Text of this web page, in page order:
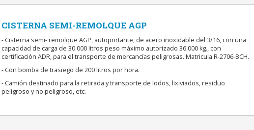
CISTERNA SEMI-REMOLQUE AGP
- Cisterna semi- remolque AGP, autoportante, de acero inoxidable del 3/16, con una
capacidad de carga de 30.000 litros peso máximo autorizado 36.000 kg., con
certificación ADR, para el transporte de mercancías peligrosas. Matricula R-2706-BCH.
- Con bomba de trasiego de 200 litros por hora.
- Camión destinado para la retirada y transporte de lodos, lixiviados, residuo
peligroso y no peligroso, etc.